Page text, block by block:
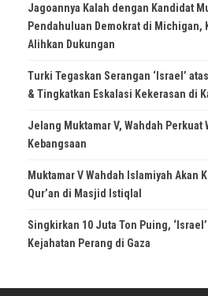
Jagoannya Kalah dengan Kandidat
Pendahuluan Demokrat di Michigan,
Alihkan Dukungan
Turki Tegaskan Serangan ‘Israel’
& Tingkatkan Eskalasi Kekerasan di
Jelang Muktamar V, Wahdah Perkuat
Kebangsaan
Muktamar V Wahdah Islamiyah Akan
Qur’an di Masjid Istiqlal
Singkirkan 10 Juta Ton Puing,
Kejahatan Perang di Gaza